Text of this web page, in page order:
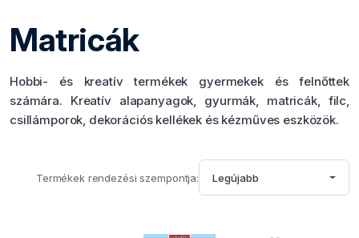
Matricák
Hobbi- és kreatív termékek gyermekek és felnőttek
számára. Kreatív alapanyagok, gyurmák, matricák, filc,
csillámporok, dekorációs kellékek és kézműves eszközök.
Termékek rendezési szempontja: Legújabb